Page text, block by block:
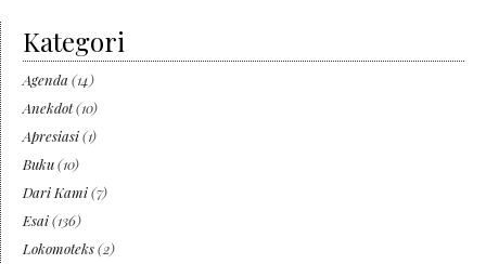
Kategori
Agenda (14)
Anekdot(10)
Apresiasi(1)
Buku(10)
Dari Kami(7)
Esai(136)
Lokomoteks(2)